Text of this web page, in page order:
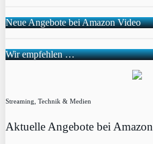
Neue Angebote bei Amazon Video
Wir empfehlen …
Streaming, Technik & Medien
Aktuelle Angebote bei Amazon